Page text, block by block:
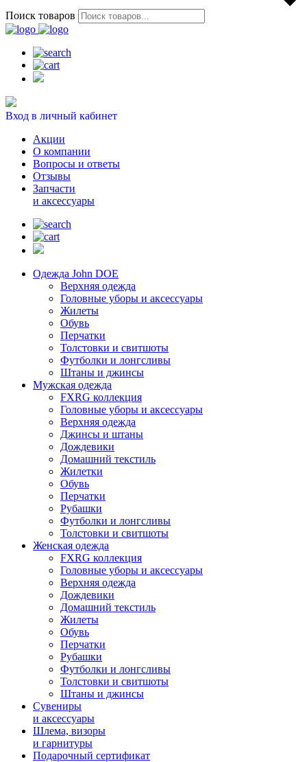
Поиск товаров
Вход в личный кабинет
Акции
О компании
Вопросы и ответы
Отзывы
Запчасти
и аксессуары
Одежда John DOE
Верхняя одежда
Головные уборы и аксессуары
Жилеты
Обувь
Перчатки
Толстовки и свитшоты
Футболки и лонгсливы
Штаны и джинсы
Мужская одежда
FXRG коллекция
Головные уборы и аксессуары
Верхняя одежда
Джинсы и штаны
Дождевики
Домашний текстиль
Жилетки
Обувь
Перчатки
Рубашки
Футболки и лонгсливы
Толстовки и свитшоты
Женская одежда
FXRG коллекция
Головные уборы и аксессуары
Верхняя одежда
Дождевики
Домашний текстиль
Жилеты
Обувь
Перчатки
Рубашки
Футболки и лонгсливы
Толстовки и свитшоты
Штаны и джинсы
Сувениры
и аксессуары
Шлема, визоры
и гарнитуры
Подарочный сертификат